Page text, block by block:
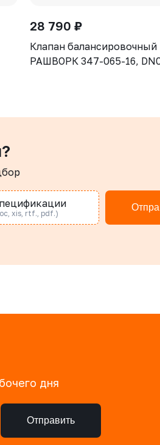
28 790 ₽
Клапан балансировочный
РАШВОРК 347-065-16,
xis, rtf., pdf.)
дня
Отправить